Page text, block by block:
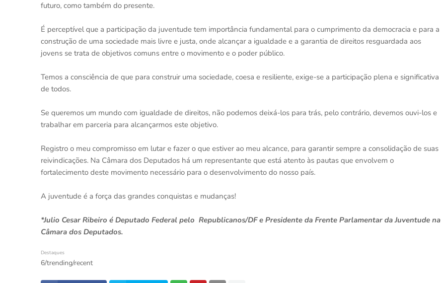
futuro, como também do presente.
É perceptível que a participação da juventude tem importância fundamental para o cumprimento da democracia e para a
construção de uma sociedade mais livre e justa, onde alcançar a igualdade e a garantia de direitos resguardada aos
jovens se trata de objetivos comuns entre o movimento e o poder público.
Temos a consciência de que para construir uma sociedade, coesa e resiliente, exige-se a participação plena e significativa
de todos.
Se queremos um mundo com igualdade de direitos, não podemos deixá-los para trás, pelo contrário, devemos ouvi-los e
trabalhar em parceria para alcançarmos este objetivo.
Registro o meu compromisso em lutar e fazer o que estiver ao meu alcance, para garantir sempre a consolidação de suas
reivindicações. Na Câmara dos Deputados há um representante que está atento às pautas que envolvem o
fortalecimento deste movimento necessário para o desenvolvimento do nosso país.
A juventude é a força das grandes conquistas e mudanças!
*Julio Cesar Ribeiro é Deputado Federal pelo Republicanos/DF e Presidente da Frente Parlamentar da Juventude na
Câmara dos Deputados.
Destaques
6/trending/recent